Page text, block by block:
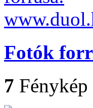
Fotók
7 Fénykép